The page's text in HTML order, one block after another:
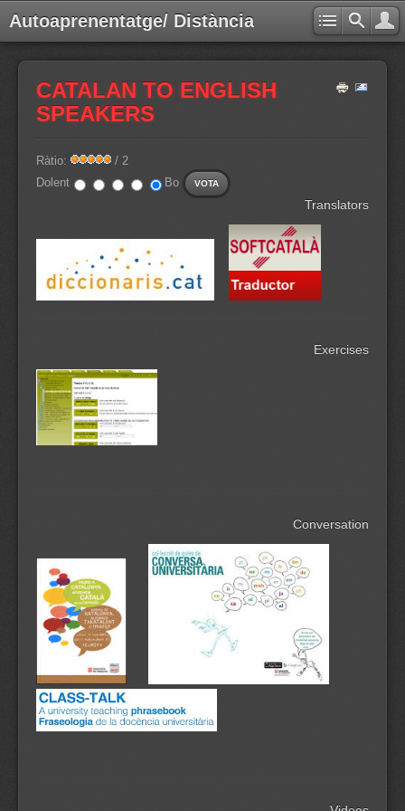
Autoaprenentatge/ Distància
CATALAN TO ENGLISH
SPEAKERS
Ràtio:
/ 2
Dolent
Bo
Translators
Exercises
Conversation